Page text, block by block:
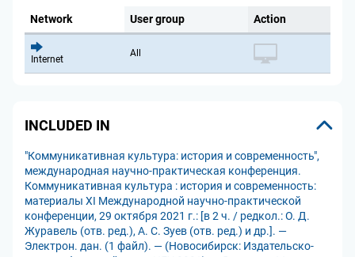
Network User group Action
Internet
All
INCLUDED IN
"Коммуникативная культура: история и современность",
международная научно-практическая конференция.
Коммуникативная культура : история и современность:
материалы XI Международной научно-практической
конференции, 29 октября 2021 г.: [в 2 ч. / редкол.: О. Д.
Журавель (отв. ред.), А. С. Зуев (отв. ред.) и др.]. —
Электрон. дан. (1 файл). — (Новосибирск: Издательско-